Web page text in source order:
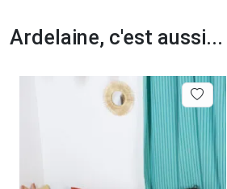
Ardelaine, c'est aussi...